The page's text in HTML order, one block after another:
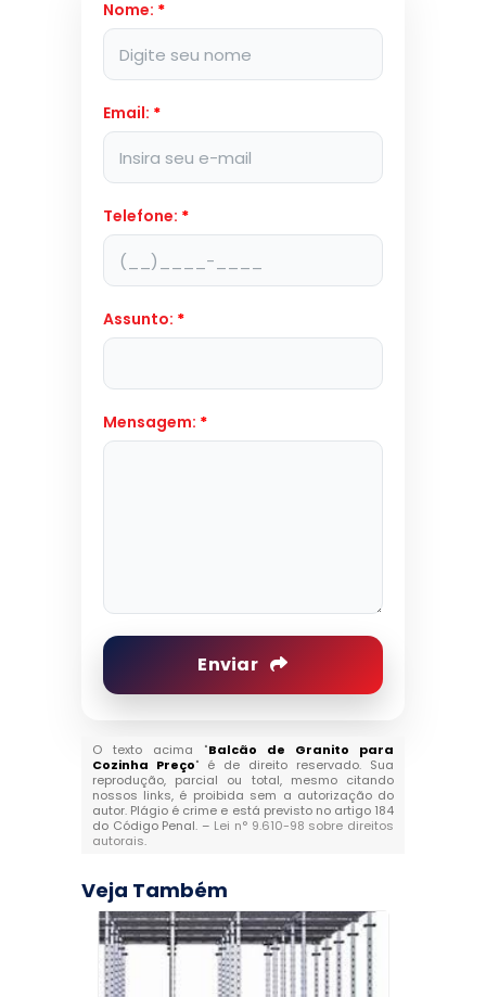
Nome: *
Email: *
Telefone: *
Assunto: *
Mensagem: *
Enviar
O texto acima "Balcão de Granito para
Cozinha Preço" é de direito reservado. Sua
reprodução, parcial ou total, mesmo citando
nossos links, é proibida sem a autorização do
autor. Plágio é crime e está previsto no artigo 184
do Código Penal. – Lei n° 9.610-98 sobre direitos
autorais.
Veja Também